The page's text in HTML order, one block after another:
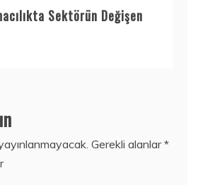
Sektörün Değişen
Gerekli alanlar*